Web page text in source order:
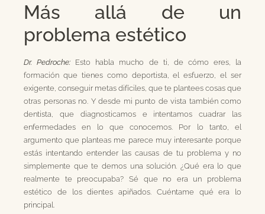
Más allá de un
problema estético
Dr. Pedroche: Esto habla mucho de ti, de cómo eres, la
formación que tienes como deportista, el esfuerzo, el ser
exigente, conseguir metas difíciles, que te plantees cosas que
otras personas no. Y desde mi punto de vista también como
dentista, que diagnosticamos e intentamos cuadrar las
enfermedades en lo que conocemos. Por lo tanto, el
argumento que planteas me parece muy interesante porque
estás intentando entender las causas de tu problema y no
simplemente que te demos una solución. ¿Qué era lo que
realmente te preocupaba? Sé que no era un problema
estético de los dientes apiñados. Cuéntame qué era lo
principal.